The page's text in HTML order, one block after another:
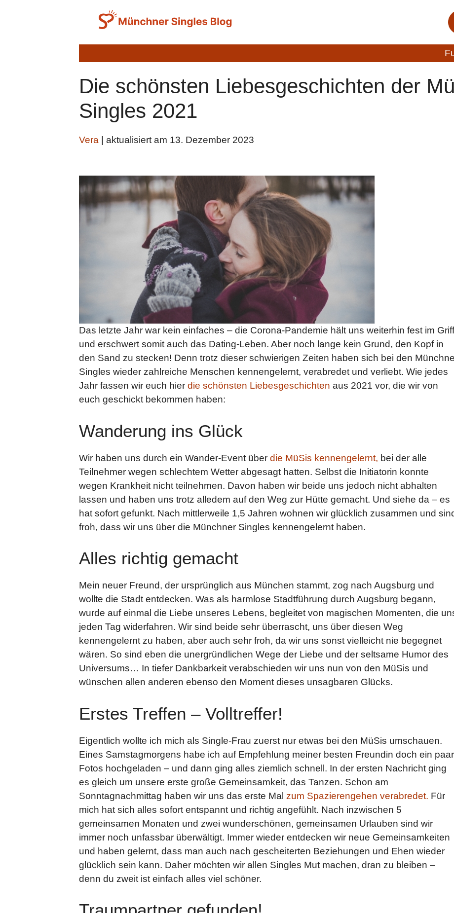
Die schönsten Liebesgeschichten der
Singles 2021
Vera | aktualisiert am 13. Dezember 2023
Das letzte Jahr war kein einfaches – die Corona-Pandemie hält uns weiterhin fest im Griff
und erschwert somit auch das Dating-Leben. Aber noch lange kein Grund, den Kopf in
den Sand zu stecken! Denn trotz dieser schwierigen Zeiten haben sich bei den
Singles wieder zahlreiche Menschen kennengelernt, verabredet und verliebt. Wie jedes
Jahr fassen wir euch hier die schönsten Liebesgeschichten aus 2021 vor, die wir von
euch geschickt bekommen haben:
Wanderung ins Glück
Wir haben uns durch ein Wander-Event über die MüSis kennengelernt, bei der alle
Teilnehmer wegen schlechtem Wetter abgesagt hatten. Selbst die Initiatorin konnte
wegen Krankheit nicht teilnehmen. Davon haben wir beide uns jedoch nicht abhalten
lassen und haben uns trotz alledem auf den Weg zur Hütte gemacht. Und siehe da – es
hat sofort gefunkt. Nach mittlerweile 1,5 Jahren wohnen wir glücklich zusammen und
froh, dass wir uns über die Münchner Singles kennengelernt haben.
Alles richtig gemacht
Mein neuer Freund, der ursprünglich aus München stammt, zog nach Augsburg und
wollte die Stadt entdecken. Was als harmlose Stadtführung durch Augsburg begann,
wurde auf einmal die Liebe unseres Lebens, begleitet von magischen Momenten, die
jeden Tag widerfahren. Wir sind beide sehr überrascht, uns über diesen Weg
kennengelernt zu haben, aber auch sehr froh, da wir uns sonst vielleicht nie begegnet
wären. So sind eben die unergründlichen Wege der Liebe und der seltsame Humor des
Universums… In tiefer Dankbarkeit verabschieden wir uns nun von den MüSis und
wünschen allen anderen ebenso den Moment dieses unsagbaren Glücks.
Erstes Treffen – Volltreffer!
Eigentlich wollte ich mich als Single-Frau zuerst nur etwas bei den MüSis umschauen.
Eines Samstagmorgens habe ich auf Empfehlung meiner besten Freundin doch ein paar
Fotos hochgeladen – und dann ging alles ziemlich schnell. In der ersten Nachricht ging
es gleich um unsere erste große Gemeinsamkeit, das Tanzen. Schon am
Sonntagnachmittag haben wir uns das erste Mal zum Spazierengehen verabredet. Für
mich hat sich alles sofort entspannt und richtig angefühlt. Nach inzwischen 5
gemeinsamen Monaten und zwei wunderschönen, gemeinsamen Urlauben sind wir
immer noch unfassbar überwältigt. Immer wieder entdecken wir neue Gemeinsamkeiten
und haben gelernt, dass man auch nach gescheiterten Beziehungen und Ehen wieder
glücklich sein kann. Daher möchten wir allen Singles Mut machen, dran zu bleiben –
denn du zweit ist einfach alles viel schöner.